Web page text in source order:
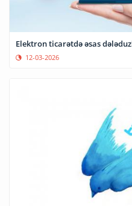
Elektron ticarətdə əsas
12-03-2026